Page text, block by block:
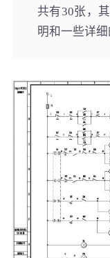
共有30张，
明和一些详细